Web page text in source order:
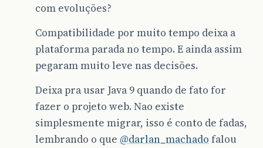
com evoluções?
Compatibilidade por muito tempo deixa a
plataforma parada no tempo. E ainda assim
pegaram muito leve nas decisões.
Deixa pra usar Java 9 quando de fato for
fazer o projeto web. Nao existe
simplesmente migrar, isso é conto de fadas,
lembrando o que @darlan_machado falou